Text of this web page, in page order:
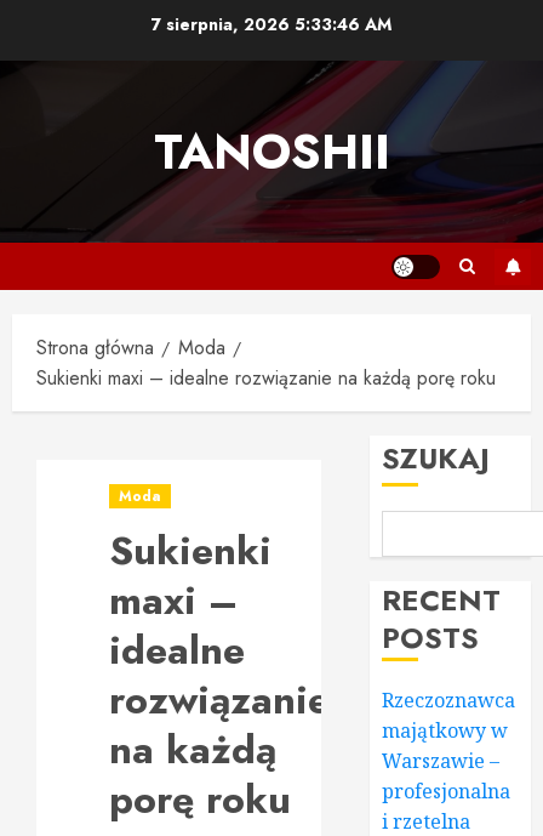
7 sierpnia, 20265:33:47 AM
TANOSHII
Strona główna
Moda
Sukienki maxi – idealne rozwiązanie na każdą porę roku
Moda
Sukienki
maxi –
idealne
rozwiązanie
na każdą
porę roku
SZUKAJ
RECENT
POSTS
Rzeczoznawca
majątkowy w
Warszawie –
profesjonalna
i rzetelna